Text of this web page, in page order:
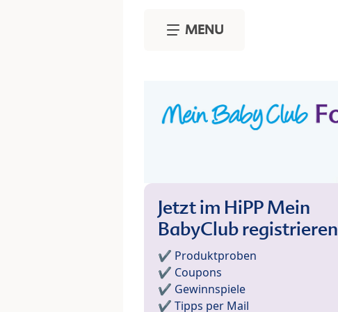
MENU
Jetzt im HiPP Mein
BabyClub registrieren
✔️ Produktproben
✔️ Coupons
✔️ Gewinnspiele
✔️ Tipps per Mail